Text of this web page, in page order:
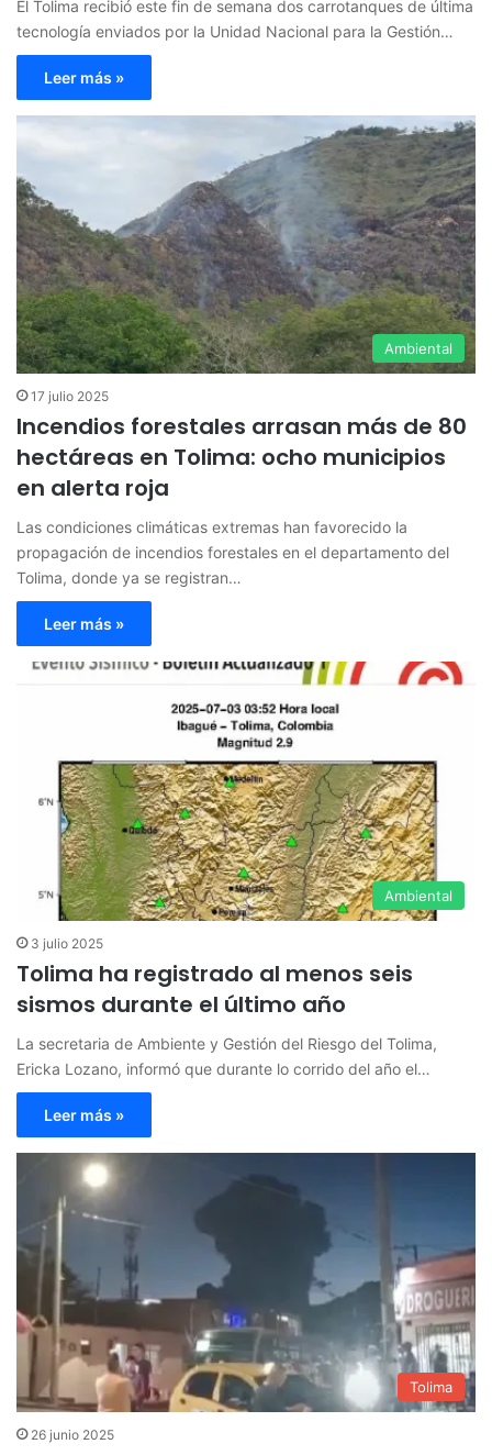
El Tolima recibió este fin de semana dos carrotanques de última
tecnología enviados por la Unidad Nacional para la Gestión…
Leer más »
Ambiental
17 julio 2025
Incendios forestales arrasan más de 80
hectáreas en Tolima: ocho municipios
en alerta roja
Las condiciones climáticas extremas han favorecido la
propagación de incendios forestales en el departamento del
Tolima, donde ya se registran…
Leer más »
Ambiental
3 julio 2025
Tolima ha registrado al menos seis
sismos durante el último año
La secretaria de Ambiente y Gestión del Riesgo del Tolima,
Ericka Lozano, informó que durante lo corrido del año el…
Leer más »
Tolima
26 junio 2025